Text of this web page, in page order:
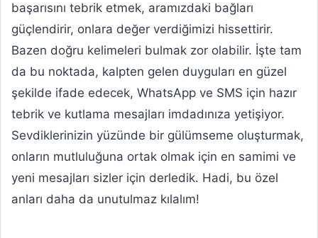
başarısını tebrik etmek, aramızdaki bağları
güçlendirir, onlara değer verdiğimizi hissettirir.
Bazen doğru kelimeleri bulmak zor olabilir. İşte tam
da bu noktada, kalpten gelen duyguları en güzel
şekilde ifade edecek, WhatsApp ve SMS için hazır
tebrik ve kutlama mesajları imdadınıza yetişiyor.
Sevdiklerinizin yüzünde bir gülümseme oluşturmak,
onların mutluluğuna ortak olmak için en samimi ve
yeni mesajları sizler için derledik. Hadi, bu özel
anları daha da unutulmaz kılalım!